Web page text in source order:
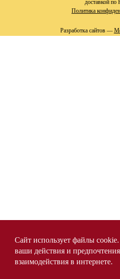
доставкой по
Политика
Разработка сайтов —
Сайт использует файлы
ваши действия и
взаимодействия в интернете.